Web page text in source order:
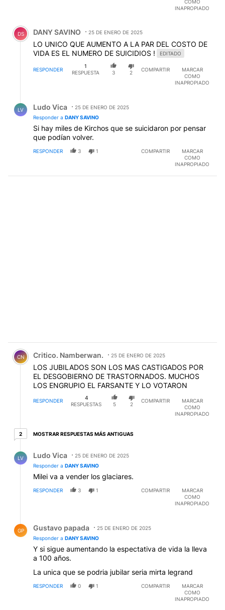
COMO
INAPROPIADO
Comentario de DANY SAVINO.
DS DANY SAVINO 25 DE ENERO DE 2025
LO UNICO QUE AUMENTO A LA PAR DEL COSTO DE
VIDA ES EL NUMERO DE SUICIDIOS !
EDITADO
RESPONDER
1
RESPUESTA
3 2
COMPARTIR
MARCAR
COMO
INAPROPIADO
LV Ludo Vica
25 DE ENERO DE 2025
Responder a DANY SAVINO
Si hay miles de Kirchos que se suicidaron por pensar
que podían volver.
RESPONDER 3 1 COMPARTIR
MARCAR
COMO
INAPROPIADO
Comentario de Critico. Namberwan..
CN Critico. Namberwan. 25 DE ENERO DE 2025
LOS JUBILADOS SON LOS MAS CASTIGADOS POR
EL DESGOBIERNO DE TRASTORNADOS. MUCHOS
LOS ENGRUPIO EL FARSANTE Y LO VOTARON
RESPONDER
4
RESPUESTAS
5 2
COMPARTIR
MARCAR
COMO
INAPROPIADO
22 respuestas más antiguas
MOSTRAR RESPUESTAS MÁS ANTIGUAS
LV Ludo Vica
25 DE ENERO DE 2025
Responder a DANY SAVINO
Milei va a vender los glaciares.
RESPONDER 3 1 COMPARTIR
MARCAR
COMO
INAPROPIADO
GP Gustavo papada
25 DE ENERO DE 2025
Responder a DANY SAVINO
Y si sigue aumentando la espectativa de vida la lleva
a 100 años.
La unica que se podria jubilar seria mirta legrand
RESPONDER 0 1 COMPARTIR
MARCAR
COMO
INAPROPIADO